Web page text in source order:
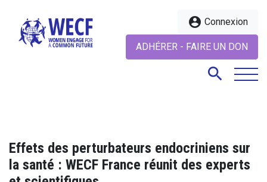
account_circle Connexion
ADHÉRER - FAIRE UN DON
search
Effets des perturbateurs endocriniens sur
la santé : WECF France réunit des experts